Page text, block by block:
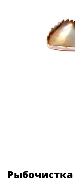
Рыбочистка